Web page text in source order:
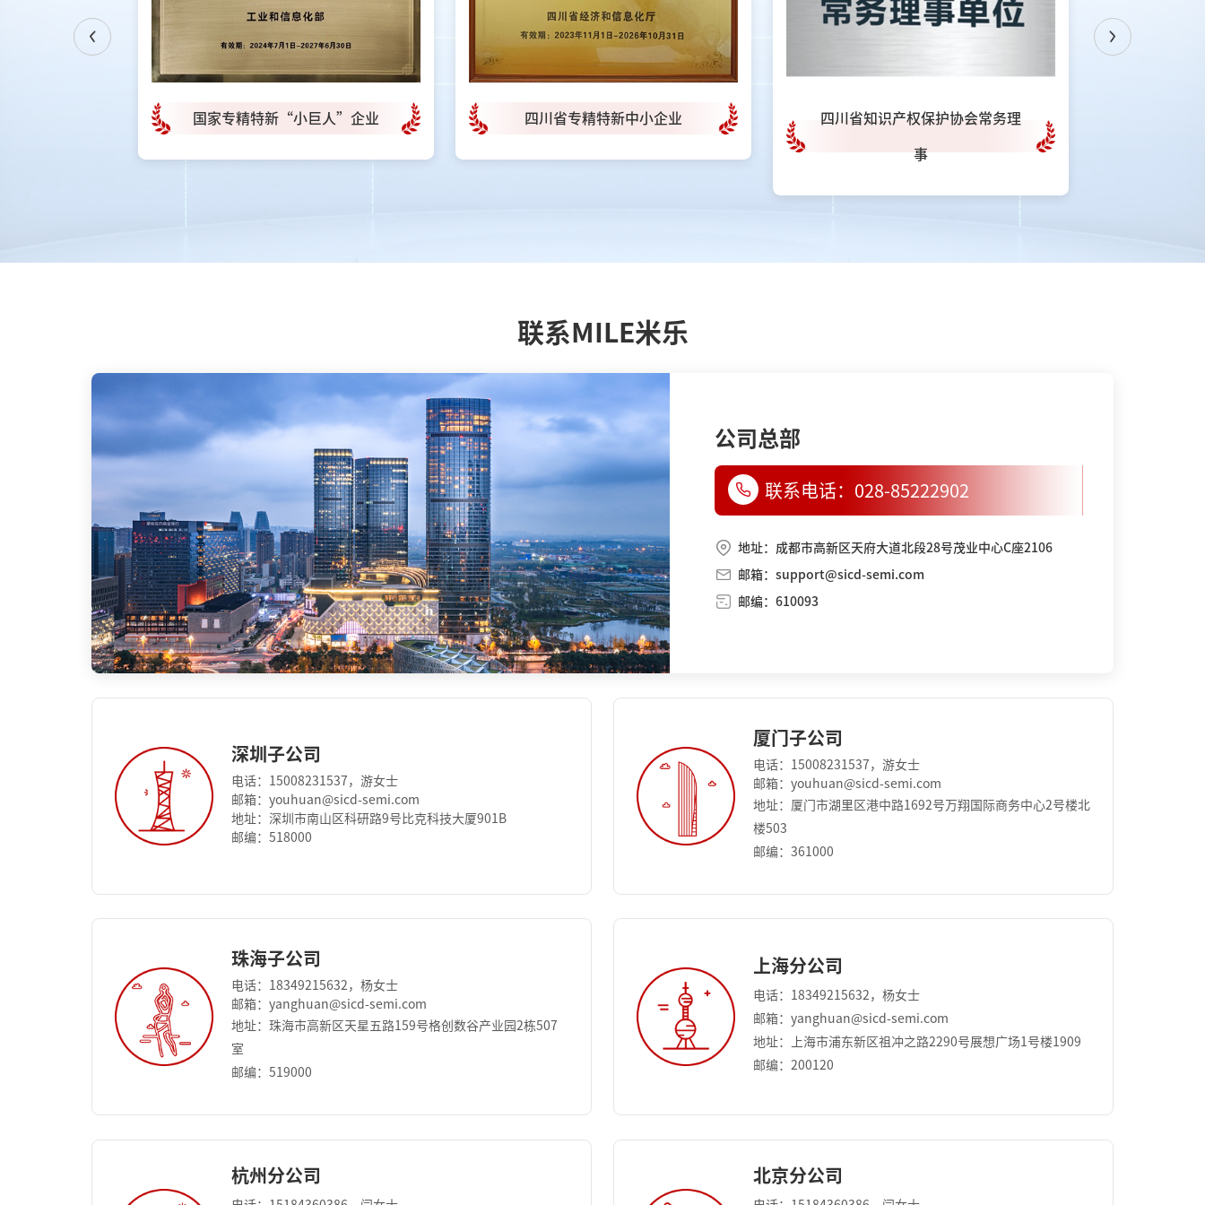
国家专精特新“小巨人”企业 四川省专精特新中小企业 四川省知识产权保护协会常务理
事
Next
联系MILE米乐
公司总部
联系电话： 028-85222902
地址：成都市高新区天府大道北段28号茂业中心C座2106
邮箱：support@sicd-semi.com
邮编：610093
深圳子公司
电话：15008231537，游女士
邮箱：youhuan@sicd-semi.com
地址：深圳市南山区科研路9号比克科技大厦901B
邮编：518000
厦门子公司
电话：15008231537，游女士
邮箱：youhuan@sicd-semi.com
地址：厦门市湖里区港中路1692号万翔国际商务中⼼2号楼北
楼503
邮编：361000
珠海子公司
电话：18349215632，杨女士
邮箱：yanghuan@sicd-semi.com
地址：珠海市高新区天星五路159号格创数谷产业园2栋507
室
邮编：519000
上海分公司
电话：18349215632，杨女士
邮箱：yanghuan@sicd-semi.com
地址：上海市浦东新区祖冲之路2290号展想广场1号楼1909
邮编：200120
杭州分公司 北京分公司